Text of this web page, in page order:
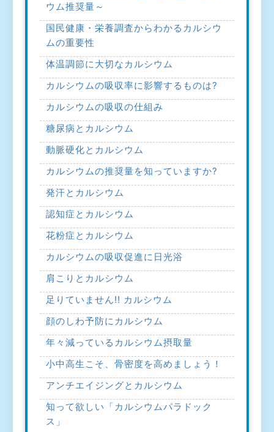
ウム推奨量～
国民健康・栄養調査からわかるカルシウ
ムの重要性
体温調節に大切なカルシウム
カルシウムの吸収率に影響するものは?
カルシウムの吸収の仕組み
糖尿病とカルシウム
動脈硬化とカルシウム
カルシウムの推奨量を知っていますか?
発汗とカルシウム
認知症とカルシウム
花粉症とカルシウム
カルシウムの吸収促進に日光浴
肩こりとカルシウム
足りていません!! カルシウム
顔のしわ予防にカルシウム
年々減っているカルシウム摂取量
小中高生こそ、骨密度を高めましょう！
アンチエイジングとカルシウム
知って欲しい「カルシウムパラドック
ス」